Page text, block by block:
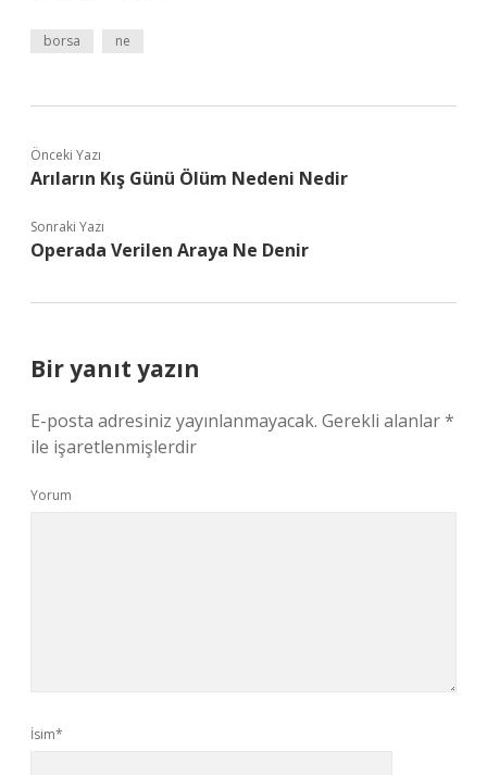
borsa ne
Önceki Yazı
Arıların Kış Günü Ölüm Nedeni Nedir
Sonraki Yazı
Operada Verilen Araya Ne Denir
Bir yanıt yazın
E-posta adresiniz yayınlanmayacak. Gerekli alanlar*
ile işaretlenmişlerdir
Yorum
İsim*